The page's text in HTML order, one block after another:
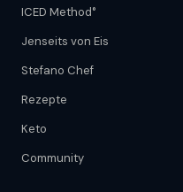
ICED Method°
Jenseits von Eis
Stefano Chef
Rezepte
Keto
Community